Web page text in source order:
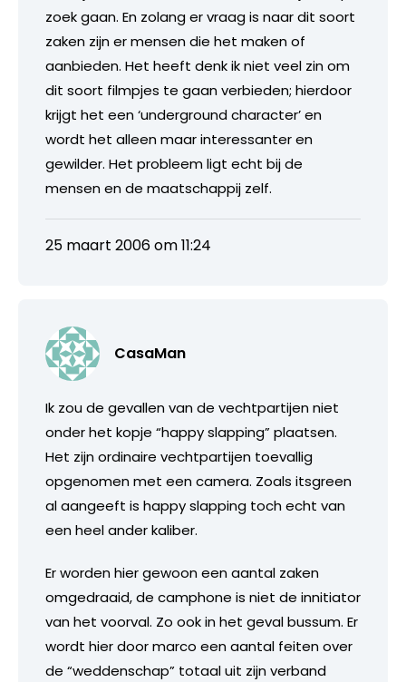
zoek gaan. En zolang er vraag is naar dit soort
zaken zijn er mensen die het maken of
aanbieden. Het heeft denk ik niet veel zin om
dit soort filmpjes te gaan verbieden; hierdoor
krijgt het een ‘underground character’ en
wordt het alleen maar interessanter en
gewilder. Het probleem ligt echt bij de
mensen en de maatschappij zelf.
25 maart 2006 om 11:24
CasaMan
Ik zou de gevallen van de vechtpartijen niet
onder het kopje “happy slapping” plaatsen.
Het zijn ordinaire vechtpartijen toevallig
opgenomen met een camera. Zoals itsgreen
al aangeeft is happy slapping toch echt van
een heel ander kaliber.
Er worden hier gewoon een aantal zaken
omgedraaid, de camphone is niet de innitiator
van het voorval. Zo ook in het geval bussum. Er
wordt hier door marco een aantal feiten over
de “weddenschap” totaal uit zijn verband